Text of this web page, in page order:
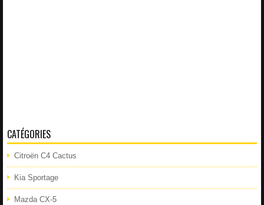
CATÉGORIES
Citroën C4 Cactus
Kia Sportage
Mazda CX-5